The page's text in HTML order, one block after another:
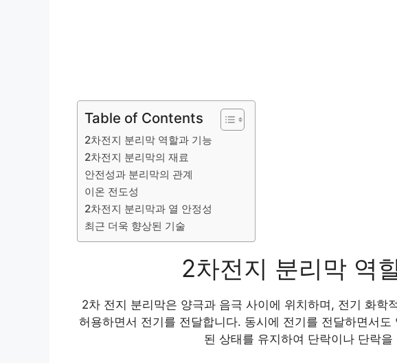
Table of Contents
2차전지 분리막 역할과 기능
2차전지 분리막의 재료
안전성과 분리막의 관계
이온 전도성
2차전지 분리막과 열 안정성
최근 더욱 향상된 기술
2차전지 분리막 역
2차 전지 분리막은 양극과 음극 사이에 위치하며, 전기 화학
허용하면서 전기를 전달합니다. 동시에 전기를 전달하면서
된 상태를 유지하여 단락이나 단락을